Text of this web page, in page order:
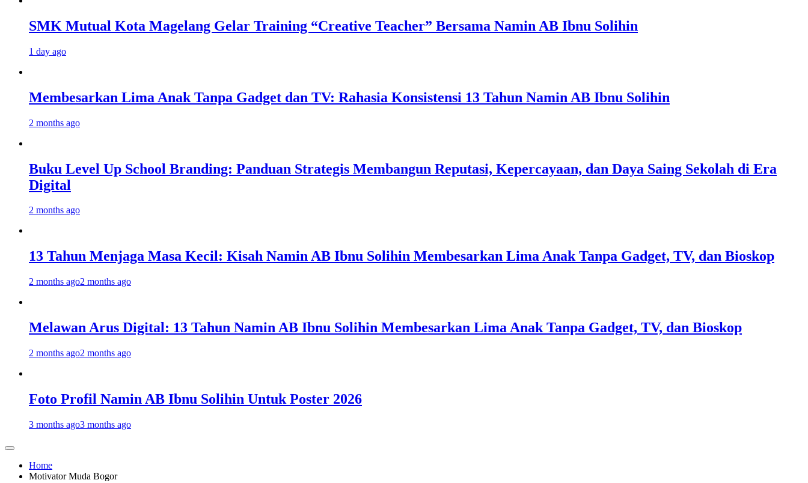
SMK Mutual Kota Magelang Gelar Training “Creative Teacher” Bersama Namin AB Ibnu Solihin
1 day ago
Membesarkan Lima Anak Tanpa Gadget dan TV: Rahasia Konsistensi 13 Tahun Namin AB Ibnu Solihin
2 months ago
Buku Level Up School Branding: Panduan Strategis Membangun Reputasi, Kepercayaan, dan Daya Saing Sekolah di Era
Digital
2 months ago
13 Tahun Menjaga Masa Kecil: Kisah Namin AB Ibnu Solihin Membesarkan Lima Anak Tanpa Gadget, TV, dan Bioskop
2 months ago2 months ago
Melawan Arus Digital: 13 Tahun Namin AB Ibnu Solihin Membesarkan Lima Anak Tanpa Gadget, TV, dan Bioskop
2 months ago2 months ago
Foto Profil Namin AB Ibnu Solihin Untuk Poster 2026
3 months ago3 months ago
Home
Motivator Muda Bogor